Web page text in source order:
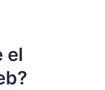
el